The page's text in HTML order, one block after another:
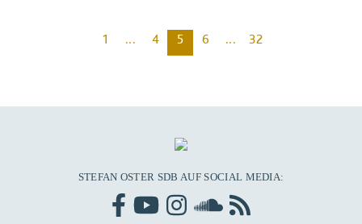
1 ... 4 5 6 ... 32
STEFAN OSTER SDB AUF SOCIAL MEDIA: